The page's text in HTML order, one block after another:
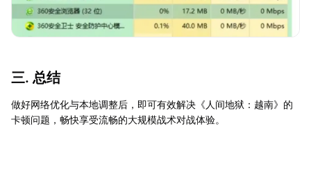
三. 总结
做好网络优化与本地调整后，即可有效解决《人间地狱：越南》的
卡顿问题，畅快享受流畅的大规模战术对战体验。